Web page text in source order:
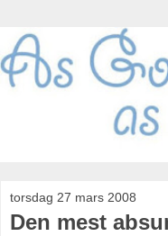
torsdag 27 mars 2008
Den mest